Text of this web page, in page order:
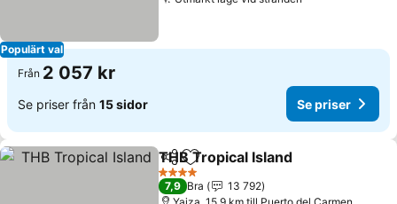
Populärt val
Från 2 057 kr
Se priser från 15 sidor Se priser
Dela Lägg till i Mina Favoriter
THB Tropical Island
4 Stjärnor
7,9 Bra
13 792